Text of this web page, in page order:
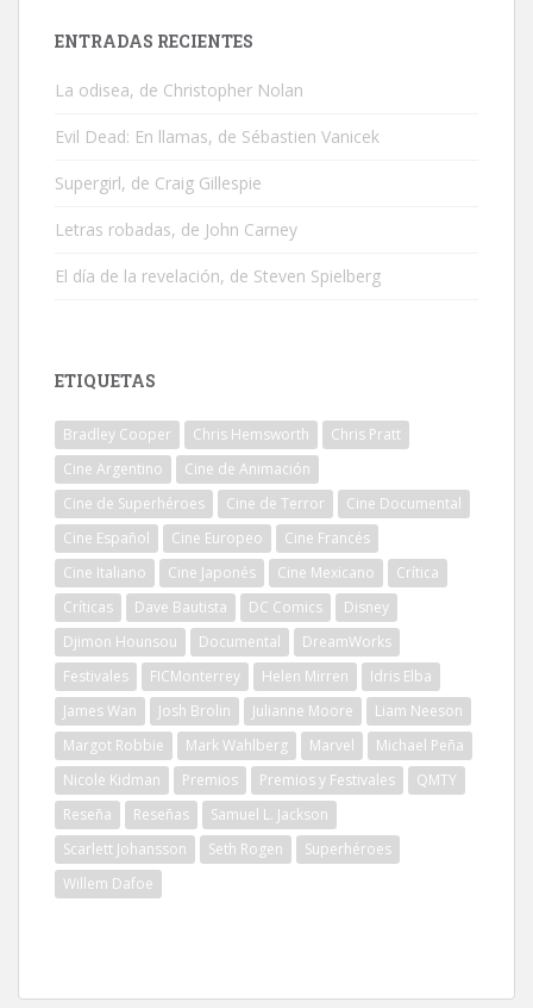
ENTRADAS RECIENTES
La odisea, de Christopher Nolan
Evil Dead: En llamas, de Sébastien Vanicek
Supergirl, de Craig Gillespie
Letras robadas, de John Carney
El día de la revelación, de Steven Spielberg
ETIQUETAS
Bradley Cooper Chris Hemsworth
Chris Pratt
Cine Argentino
Cine de Animación
Cine de Superhéroes
Cine de Terror
Cine Documental
Cine Español
Cine Europeo
Cine Francés
Cine Italiano
Cine Japonés Cine Mexicano
Crítica
Críticas
Dave Bautista DC Comics
Disney
Djimon Hounsou
Documental
DreamWorks
Festivales
FICMonterrey Helen Mirren
Idris Elba
James Wan
Josh Brolin Julianne Moore
Liam Neeson
Margot Robbie
Mark Wahlberg Marvel
Michael Peña
Nicole Kidman
Premios Premios y Festivales
QMTY
Reseña
Reseñas
Samuel L. Jackson
Scarlett Johansson
Seth Rogen
Superhéroes
Willem Dafoe